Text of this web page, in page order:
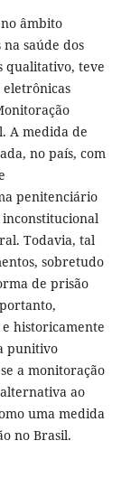
âmbito
saúde dos
qualitativo, teve
eletrônicas
A medida de
no país, com
penitenciário
Todavia, tal
sobretudo
de prisão
historicamente
punitivo
a monitoração
ao
uma medida
no Brasil.